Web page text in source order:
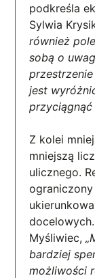
podkreśla
Sylwia
również
sobą o
jest
przyciągnąć
Z kolei
mniejszą
ulicznego.
Myśliwiec,
bardziej
możliwości